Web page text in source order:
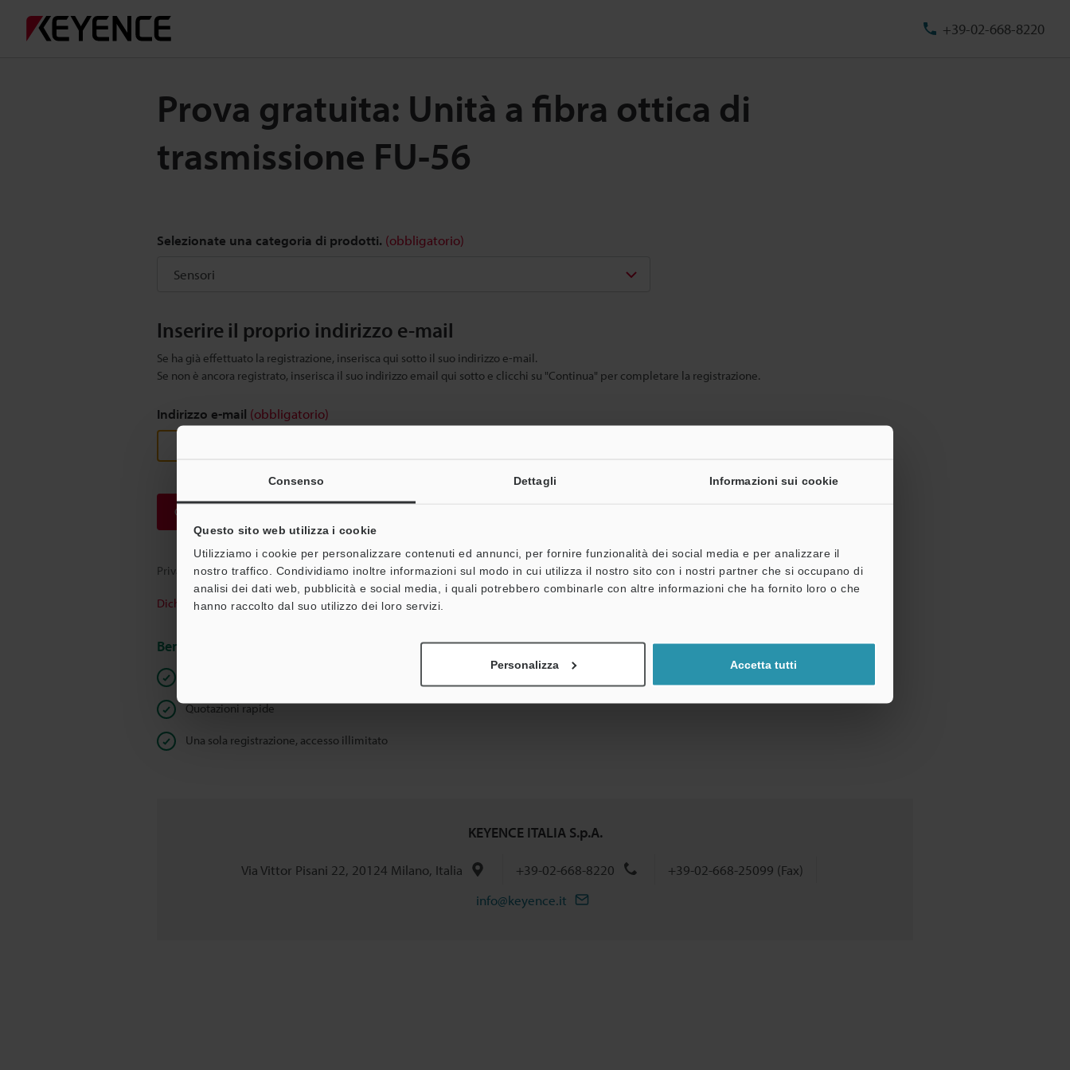
Consenso Dettagli Informazioni sui cookie
Questo sito web utilizza i cookie
Utilizziamo i cookie per personalizzare contenuti ed annunci, per fornire funzionalità dei social media e per analizzare il
nostro traffico. Condividiamo inoltre informazioni sul modo in cui utilizza il nostro sito con i nostri partner che si occupano di
analisi dei dati web, pubblicità e social media, i quali potrebbero combinarle con altre informazioni che ha fornito loro o che
hanno raccolto dal suo utilizzo dei loro servizi.
Personalizza Accetta tutti
+39-02-668-8220
Prova gratuita: Unità a fibra ottica di
trasmissione FU-56
Selezionate una categoria di prodotti. (obbligatorio)
Inserire il proprio indirizzo e-mail
Se ha già effettuato la registrazione, inserisca qui sotto il suo indirizzo e-mail.
Se non è ancora registrato, inserisca il suo indirizzo email qui sotto e clicchi su "Continua" per completare la registrazione.
Indirizzo e-mail (obbligatorio)
Continua
Privacy garantita al 100% - le informazioni personali non saranno mai condivise.
Dichiarazione sulla privacy
Benefici per gli iscritti
Quotazioni rapide
Una sola registrazione, accesso illimitato
KEYENCE ITALIA S.p.A.
Via Vittor Pisani 22, 20124 Milano, Italia +39-02-668-8220
+39-02-668-25099 (Fax)
info@keyence.it